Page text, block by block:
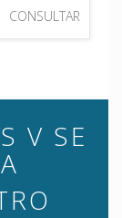
CONSULTAR
V SE